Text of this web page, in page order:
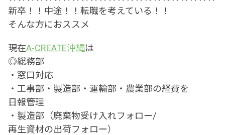
新卒！！中途！！転職を考えている！！
そんな方におススメ
現在A-CREATE沖縄は
◎総務部
・窓口対応
・工事部・製造部・運輸部・農業部の経費を
日報管理
・製造部（廃棄物受け入れフォロー/
再生資材の出荷フォロー）